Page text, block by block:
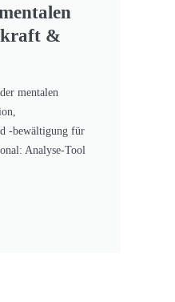
&
mentalen
-bewältigung für
Analyse-Tool